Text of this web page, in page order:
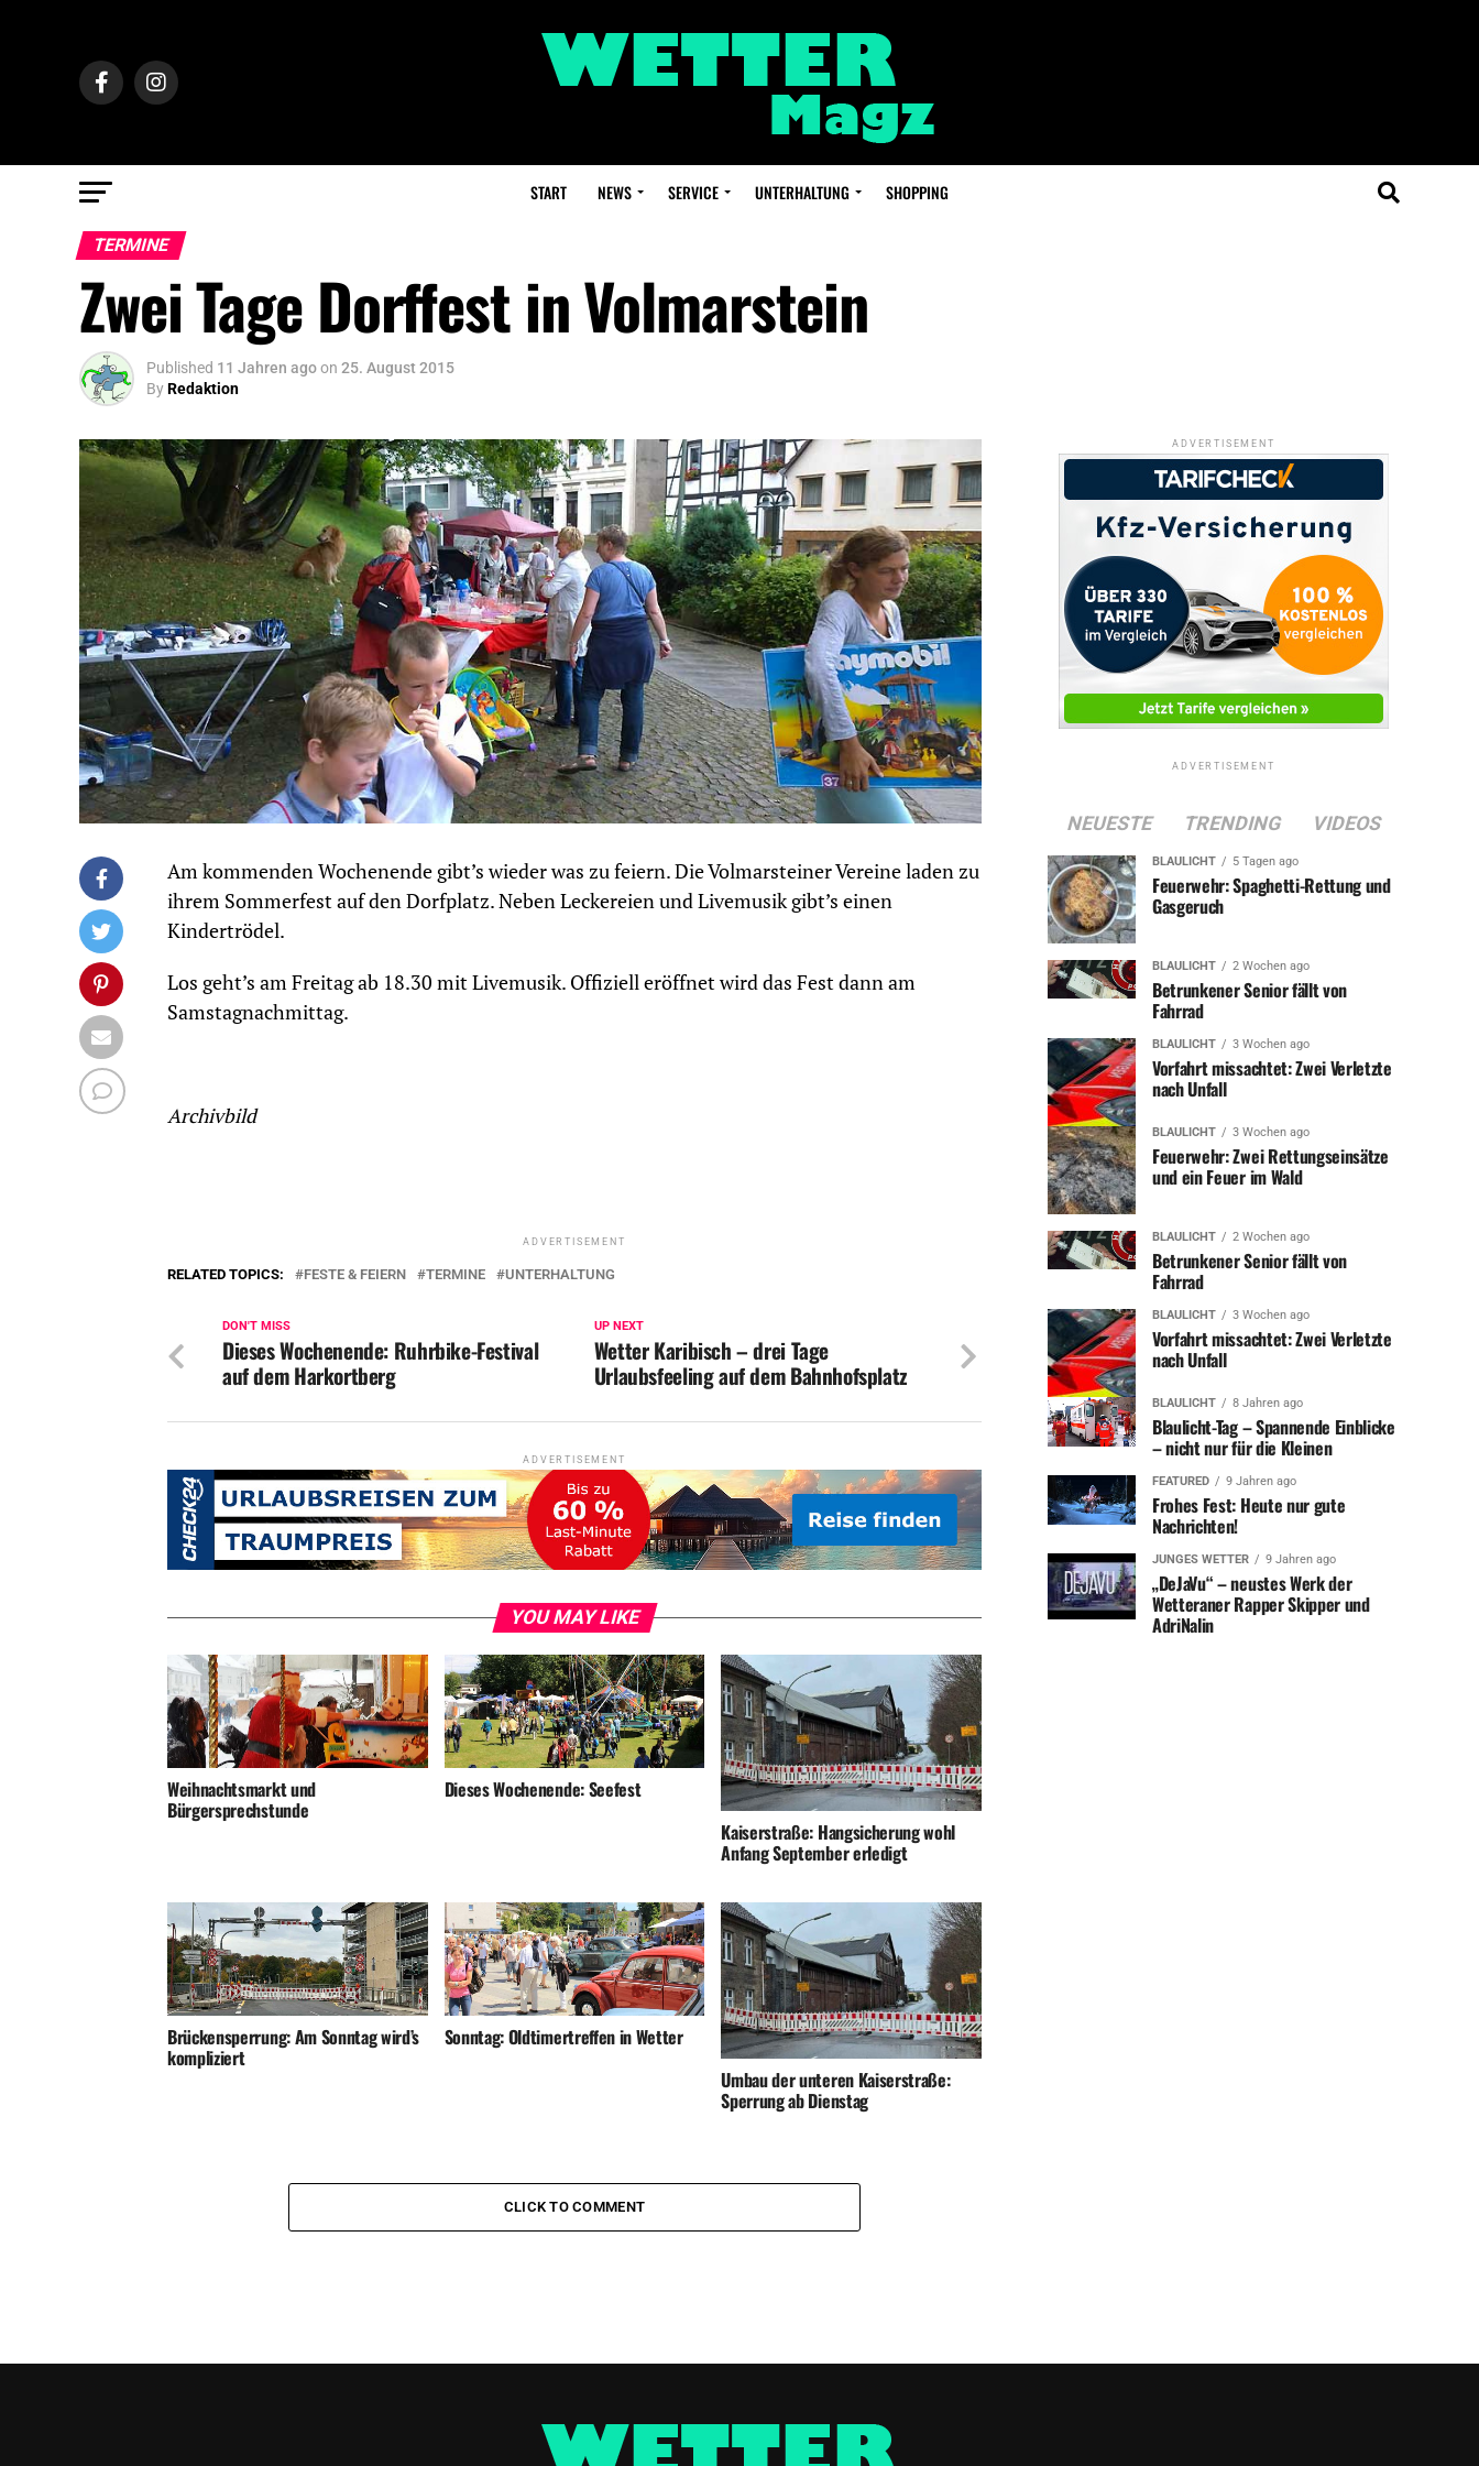
START NEWS SERVICE UNTERHALTUNG SHOPPING
TERMINE
Zwei Tage Dorffest in Volmarstein
Published 11 Jahren agoon 25. August 2015
ByRedaktion
Am kommenden Wochenende gibt’s wieder was zu feiern. Die Volmarsteiner Vereine laden zu
ihrem Sommerfest auf den Dorfplatz. Neben Leckereien und Livemusik gibt’s einen
Kindertrödel.
Los geht’s am Freitag ab 18.30 mit Livemusik. Offiziell eröffnet wird das Fest dann am
Samstagnachmittag.
Archivbild
ADVERTISEMENT
RELATED TOPICS: FESTE & FEIERN TERMINE UNTERHALTUNG
UP NEXT
Wetter Karibisch – drei Tage
Urlaubsfeeling auf dem Bahnhofsplatz
DON'T MISS
Dieses Wochenende: Ruhrbike-Festival
auf dem Harkortberg
ADVERTISEMENT
YOU MAY LIKE
Weihnachtsmarkt und
Bürgersprechstunde
Dieses Wochenende: Seefest
Kaiserstraße: Hangsicherung wohl
Anfang September erledigt
Brückensperrung: Am Sonntag wird’s
kompliziert
Sonntag: Oldtimertreffen in Wetter
Umbau der unteren Kaiserstraße:
Sperrung ab Dienstag
CLICK TO COMMENT
ADVERTISEMENT
ADVERTISEMENT
NEUESTE TRENDING VIDEOS
BLAULICHT 5 Tagen ago
Feuerwehr: Spaghetti-Rettung und
Gasgeruch
BLAULICHT 2 Wochen ago
Betrunkener Senior fällt von
Fahrrad
BLAULICHT 3 Wochen ago
Vorfahrt missachtet: Zwei Verletzte
nach Unfall
BLAULICHT 3 Wochen ago
Feuerwehr: Zwei Rettungseinsätze
und ein Feuer im Wald
BLAULICHT 2 Wochen ago
Betrunkener Senior fällt von
Fahrrad
BLAULICHT 3 Wochen ago
Vorfahrt missachtet: Zwei Verletzte
nach Unfall
BLAULICHT 8 Jahren ago
Blaulicht-Tag – Spannende Einblicke
– nicht nur für die Kleinen
FEATURED 9 Jahren ago
Frohes Fest: Heute nur gute
Nachrichten!
JUNGES WETTER 9 Jahren ago
„DeJaVu“ – neustes Werk der
Wetteraner Rapper Skipper und
AdriNalin